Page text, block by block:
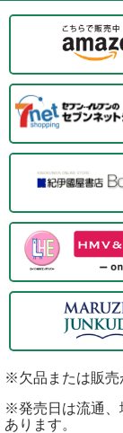
※欠品または販売
※発売日は流通、
あります。